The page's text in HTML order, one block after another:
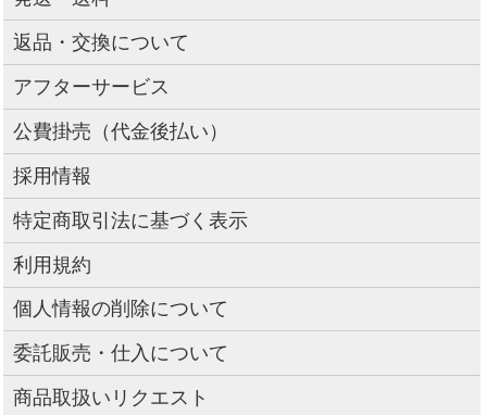
返品・交換について
アフターサービス
公費掛売（代金後払い）
採用情報
特定商取引法に基づく表示
利用規約
個人情報の削除について
委託販売・仕入について
商品取扱いリクエスト